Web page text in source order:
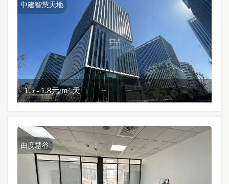
中建智慧天地
1.5 - 1.8元/m².天
由度慧谷